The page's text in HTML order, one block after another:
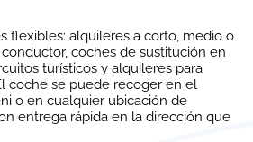
flexibles: alquileres a corto, medio o
coches de sustitución en
turísticos y alquileres para
coche se puede recoger en el
o en cualquier ubicación de
entrega rápida en la dirección que